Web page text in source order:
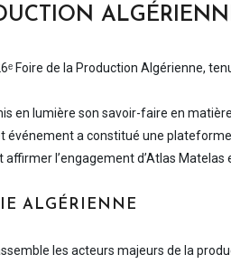
Foire de la Production Algérienne,
en lumière son savoir-faire en
événement a constitué une
l’engagement d’Atlas Matelas
ALGÉRIENNE
les acteurs majeurs de la